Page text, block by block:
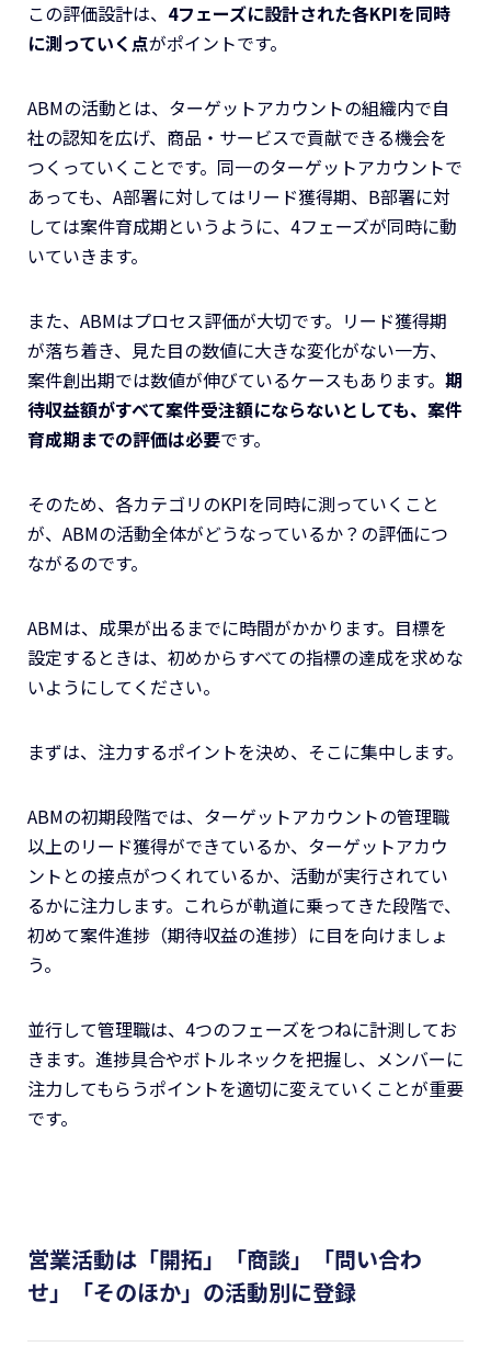
この評価設計は、 4フェーズに設計された各KPIを同時
に測っていく点がポイントです。
ABMの活動とは、ターゲットアカウントの組織内で自
社の認知を広げ、商品・サービスで貢献できる機会を
つくっていくことです。同一のターゲットアカウントで
あっても、A部署に対してはリード獲得期、B部署に対
しては案件育成期というように、4フェーズが同時に動
いていきます。
また、ABMはプロセス評価が大切です。リード獲得期
が落ち着き、見た目の数値に大きな変化がない一方、
案件創出期では数値が伸びているケースもあります。 期
待収益額がすべて案件受注額にならないとしても、案件
育成期までの評価は必要です。
そのため、各カテゴリのKPIを同時に測っていくこと
が、ABMの活動全体がどうなっているか？の評価につ
ながるのです。
ABMは、成果が出るまでに時間がかかります。目標を
設定するときは、初めからすべての指標の達成を求めな
いようにしてください。
まずは、注力するポイントを決め、そこに集中します。
ABMの初期段階では、ターゲットアカウントの管理職
以上のリード獲得ができているか、ターゲットアカウ
ントとの接点がつくれているか、活動が実行されてい
るかに注力します。これらが軌道に乗ってきた段階で、
初めて案件進捗（期待収益の進捗）に目を向けましょ
う。
並行して管理職は、4つのフェーズをつねに計測してお
きます。進捗具合やボトルネックを把握し、メンバーに
注力してもらうポイントを適切に変えていくことが重要
です。
営業活動は「開拓」「商談」「問い合わ
せ」「そのほか」の活動別に登録